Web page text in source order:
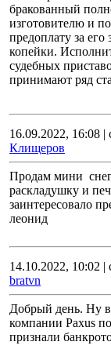
бракованный
изготовителю и
предоплату за
копейки.
судебных
принимают ряд
16.09.2022, 16:08
Клищеров
Продам мини
раскладушку и
заинтересовало
леонид
14.10.2022, 10:02
bratvn
Добрый день. Ну
компании Paxus
признали